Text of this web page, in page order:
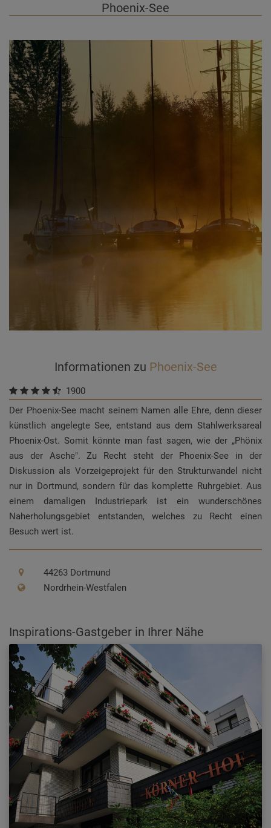
Phoenix-See
Informationen zu Phoenix-See
1900
Der Phoenix-See macht seinem Namen alle Ehre, denn dieser
künstlich angelegte See, entstand aus dem Stahlwerksareal
Phoenix-Ost. Somit könnte man fast sagen, wie der „Phönix
aus der Asche". Zu Recht steht der Phoenix-See in der
Diskussion als Vorzeigeprojekt für den Strukturwandel nicht
nur in Dortmund, sondern für das komplette Ruhrgebiet. Aus
einem damaligen Industriepark ist ein wunderschönes
Naherholungsgebiet entstanden, welches zu Recht einen
Besuch wert ist.
44263 Dortmund
Nordrhein-Westfalen
Inspirations-Gastgeber in Ihrer Nähe